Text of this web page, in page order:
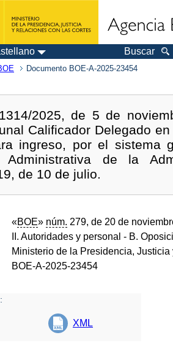
Buscar
Documento BOE-A-2025-23454
2025, de 5 de
Calificador Delegado
ingreso, por el sistema
Administrativa de la
de 10 de julio.
«BOE» núm. 279, de 20 de
II. Autoridades y personal - B.
Ministerio de la Presidencia,
BOE-A-2025-23454
XML